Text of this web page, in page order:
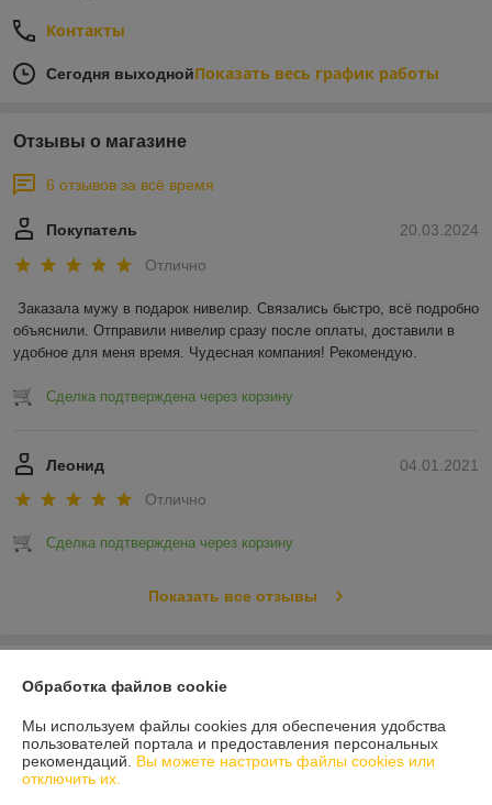
Контакты
Сегодня выходнойПоказать весь график работы
Отзывы о магазине
6 отзывов за всё время
20.03.2024
Покупатель
Отлично
Заказала мужу в подарок нивелир. Связались быстро, всё подробно
объяснили. Отправили нивелир сразу после оплаты, доставили в
удобное для меня время. Чудесная компания! Рекомендую.
Сделка подтверждена через корзину
04.01.2021
Леонид
Отлично
Сделка подтверждена через корзину
Показать все отзывы
Контакты
Доставка и оплата
Обработка файлов cookie
Мы используем файлы cookies для обеспечения удобства
пользователей портала и предоставления персональных
рекомендаций. Вы можете настроить файлы cookies или
отключить их.